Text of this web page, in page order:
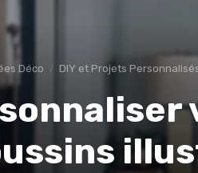
Déco DIY et Projets